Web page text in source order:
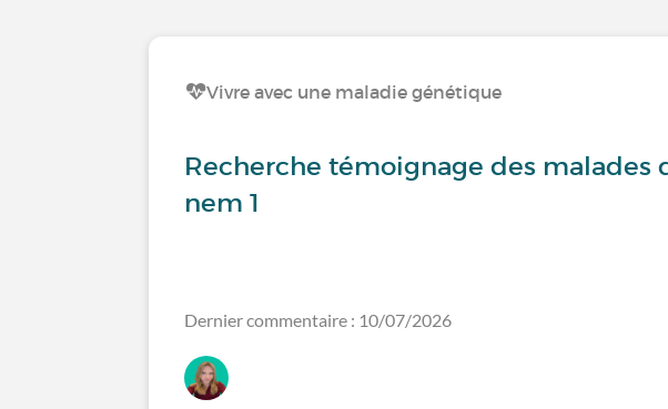
Vivre avec une maladie génétique
Recherche témoignage des malades
nem 1
Dernier commentaire : 10/07/2026